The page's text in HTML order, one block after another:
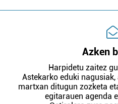
Azken
Harpidetu zaitez
Astekarko eduki
martxan ditugun zozketa
egitarauen agenda